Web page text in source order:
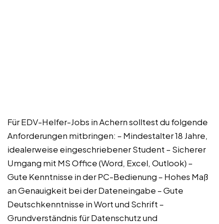
Für EDV-Helfer-Jobs in Achern solltest du folgende
Anforderungen mitbringen: – Mindestalter 18 Jahre,
idealerweise eingeschriebener Student – Sicherer
Umgang mit MS Office (Word, Excel, Outlook) –
Gute Kenntnisse in der PC-Bedienung – Hohes Maß
an Genauigkeit bei der Dateneingabe – Gute
Deutschkenntnisse in Wort und Schrift –
Grundverständnis für Datenschutz und